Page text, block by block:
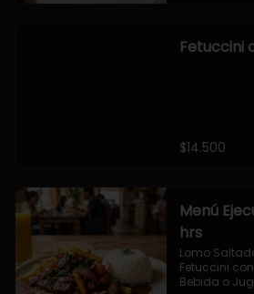
Fetuccini
$14.500
Menú
hrs
Lomo
Fetuccini
Bebida o